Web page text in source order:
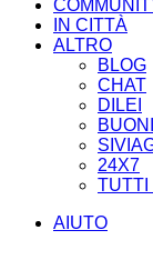
IN CITTÀ
ALTRO
BLOG
CHAT
DILEI
24X7
TUTTI
AIUTO